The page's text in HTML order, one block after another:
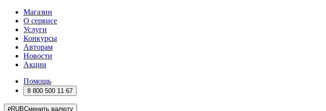
Магазин
О сервисе
Услуги
Конкурсы
Авторам
Новости
Акции
Помощь
8 800 500 11 67
RUBСменить валюту